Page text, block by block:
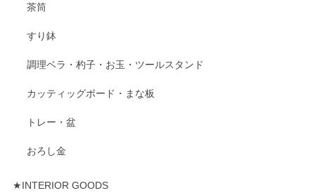
茶筒
すり鉢
調理ベラ・杓子・お玉・ツールスタンド
カッティッグボード・まな板
トレー・盆
おろし金
★INTERIOR GOODS